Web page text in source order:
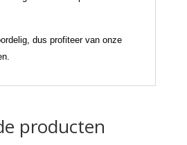
dus profiteer van onze
producten